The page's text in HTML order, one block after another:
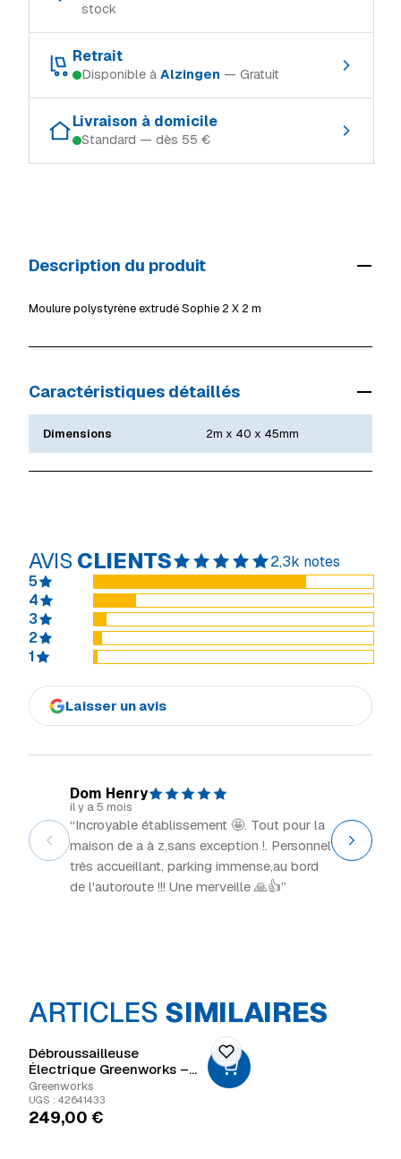
stock
Schifflange En stock
Ingeldorf
Alzingen
Retrait
Disponible à Alzingen — Gratuit
Schifflange En stock
Livraison à domicile
Standard — dès 55 €
Livraison volumineux / camion 69 €
Détails livraison & retrait
Description du produit
Moulure polystyrène extrudé Sophie 2 X 2 m
Caractéristiques détaillés
Dimensions 2m x 40 x 45mm
AVIS CLIENTS
2,3k notes
5
4
3
2
1
Laisser un avis
Dom Henry
il y a 5 mois
“Incroyable établissement 🤩. Tout pour la
maison de a à z,sans exception !. Personnel
très accueillant, parking immense,au bord
de l'autoroute !!! Une merveille 🙏👍”
“Grand
ARTICLES SIMILAIRES
Débroussailleuse
Électrique Greenworks –
40V
Greenworks
UGS : 42641433
249,00 €